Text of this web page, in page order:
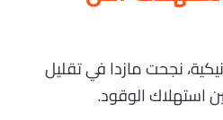
نجحت مازدا في تقليل
استهلاك الوقود.